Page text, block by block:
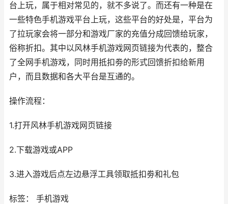
台上玩，属于相对常见的，就不多说了。而还有一种是在
一些特色手机游戏平台上玩，这些平台的好处是，平台为
了拉玩家会将一部分和游戏厂家的充值分成回馈给玩家，
俗称折扣。其中以风林手机游戏网页链接为代表的，整合
了全网手机游戏，同时用抵扣劵的形式回馈折扣给新用
户，而且数据和各大平台是互通的。
操作流程：
1.打开风林手机游戏网页链接
2.下载游戏或APP
3.进入游戏后点左边悬浮工具领取抵扣劵和礼包
标签： 手机游戏